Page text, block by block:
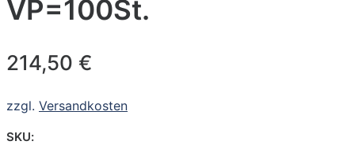
VP=100St.
214,50 €
zzgl. Versandkosten
SKU: